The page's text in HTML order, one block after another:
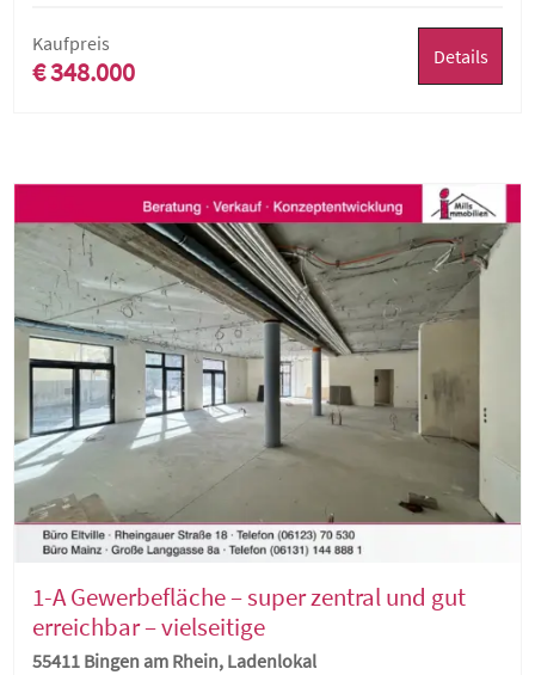
Kaufpreis
€ 348.000 Details
1-A Gewerbefläche – super zentral und gut
erreichbar – vielseitige
Nutzungsmöglichkeiten
55411 Bingen am Rhein, Ladenlokal